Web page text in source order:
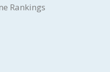
Rankings